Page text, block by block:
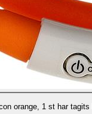
orange, 1 st har